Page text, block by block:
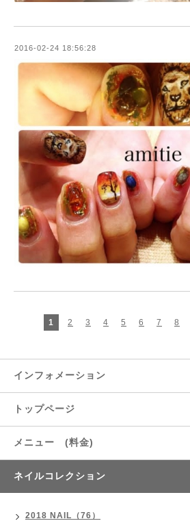
2016-02-24 18:56:28
1 2 3 4 5 6 7 8
インフォメーション
トップページ
メニュー (料金)
ネイルコレクション
2018 NAIL（76）